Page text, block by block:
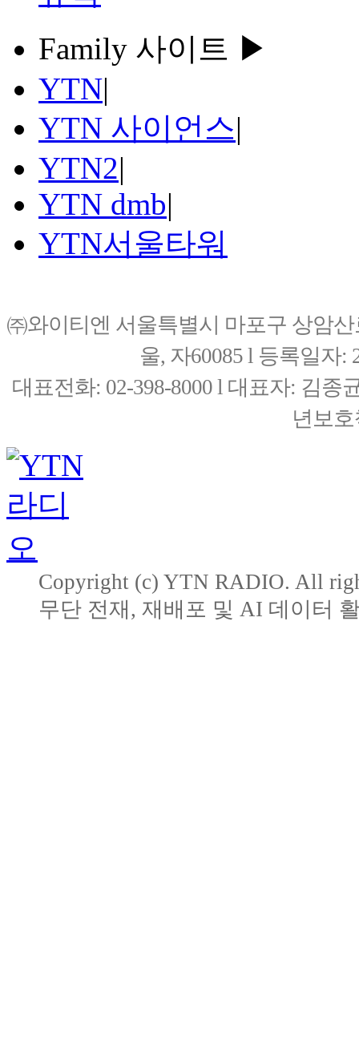
Family 사이트 ▶
YTN|
YTN 사이언스|
YTN2|
YTN dmb|
YTN서울타워
㈜와이티엔 서울특별시 마포구 상암
울, 자60085 l 등록일자:
대표전화: 02-398-8000 l 대표자: 김종
년보
Copyright (c) YTN RADIO. All
무단 전재, 재배포 및 AI 데이터